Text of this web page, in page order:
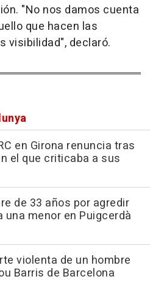
"No nos damos cuenta
que hacen las
visibilidad", declaró.
en Girona renuncia tras
el que criticaba a sus
de 33 años por agredir
una menor en Puigcerdà
violenta de un hombre
Barris de Barcelona